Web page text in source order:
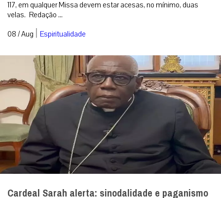
RECEBA NOSSO BOLETIM DIÁRIO
QUERO RECEBER
A primeira agência de notícias católicas do Brasil
Categorias